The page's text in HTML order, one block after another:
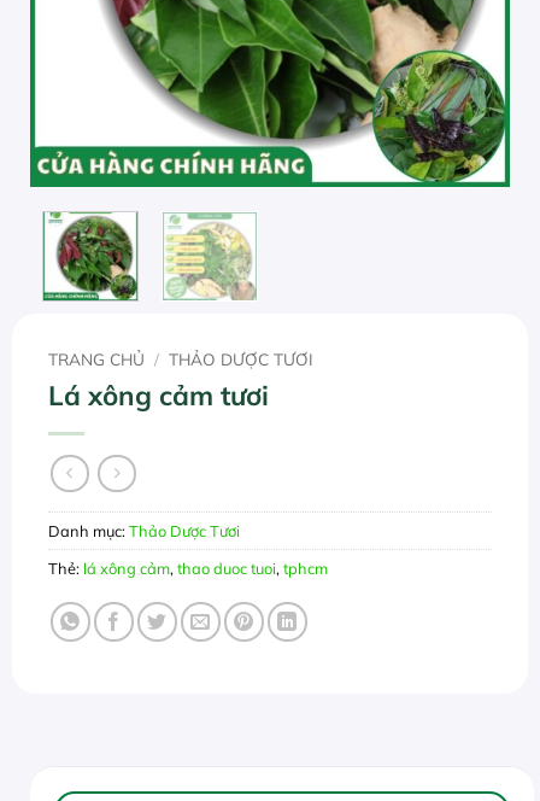
TRANG CHỦ / THẢO DƯỢC TƯƠI
Lá xông cảm tươi
Danh mục:Thảo Dược Tươi
Thẻ: lá xông cảm,thao duoc tuoi,tphcm